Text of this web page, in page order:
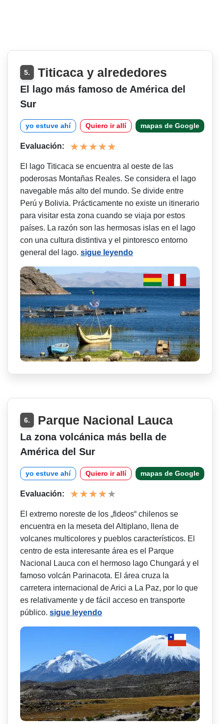
5. Titicaca y alrededores
El lago más famoso de América del
Sur
yo estuve ahí Quiero ir allí mapas de Google
Evaluación:
El lago Titicaca se encuentra al oeste de las
poderosas Montañas Reales. Se considera el lago
navegable más alto del mundo. Se divide entre
Perú y Bolivia. Prácticamente no existe un itinerario
para visitar esta zona cuando se viaja por estos
países. La razón son las hermosas islas en el lago
con una cultura distintiva y el pintoresco entorno
general del lago. sigue leyendo
6. Parque Nacional Lauca
La zona volcánica más bella de
América del Sur
yo estuve ahí Quiero ir allí mapas de Google
Evaluación:
El extremo noreste de los „fideos“ chilenos se
encuentra en la meseta del Altiplano, llena de
volcanes multicolores y pueblos característicos. El
centro de esta interesante área es el Parque
Nacional Lauca con el hermoso lago Chungará y el
famoso volcán Parinacota. El área cruza la
carretera internacional de Arici a La Paz, por lo que
es relativamente y de fácil acceso en transporte
público. sigue leyendo